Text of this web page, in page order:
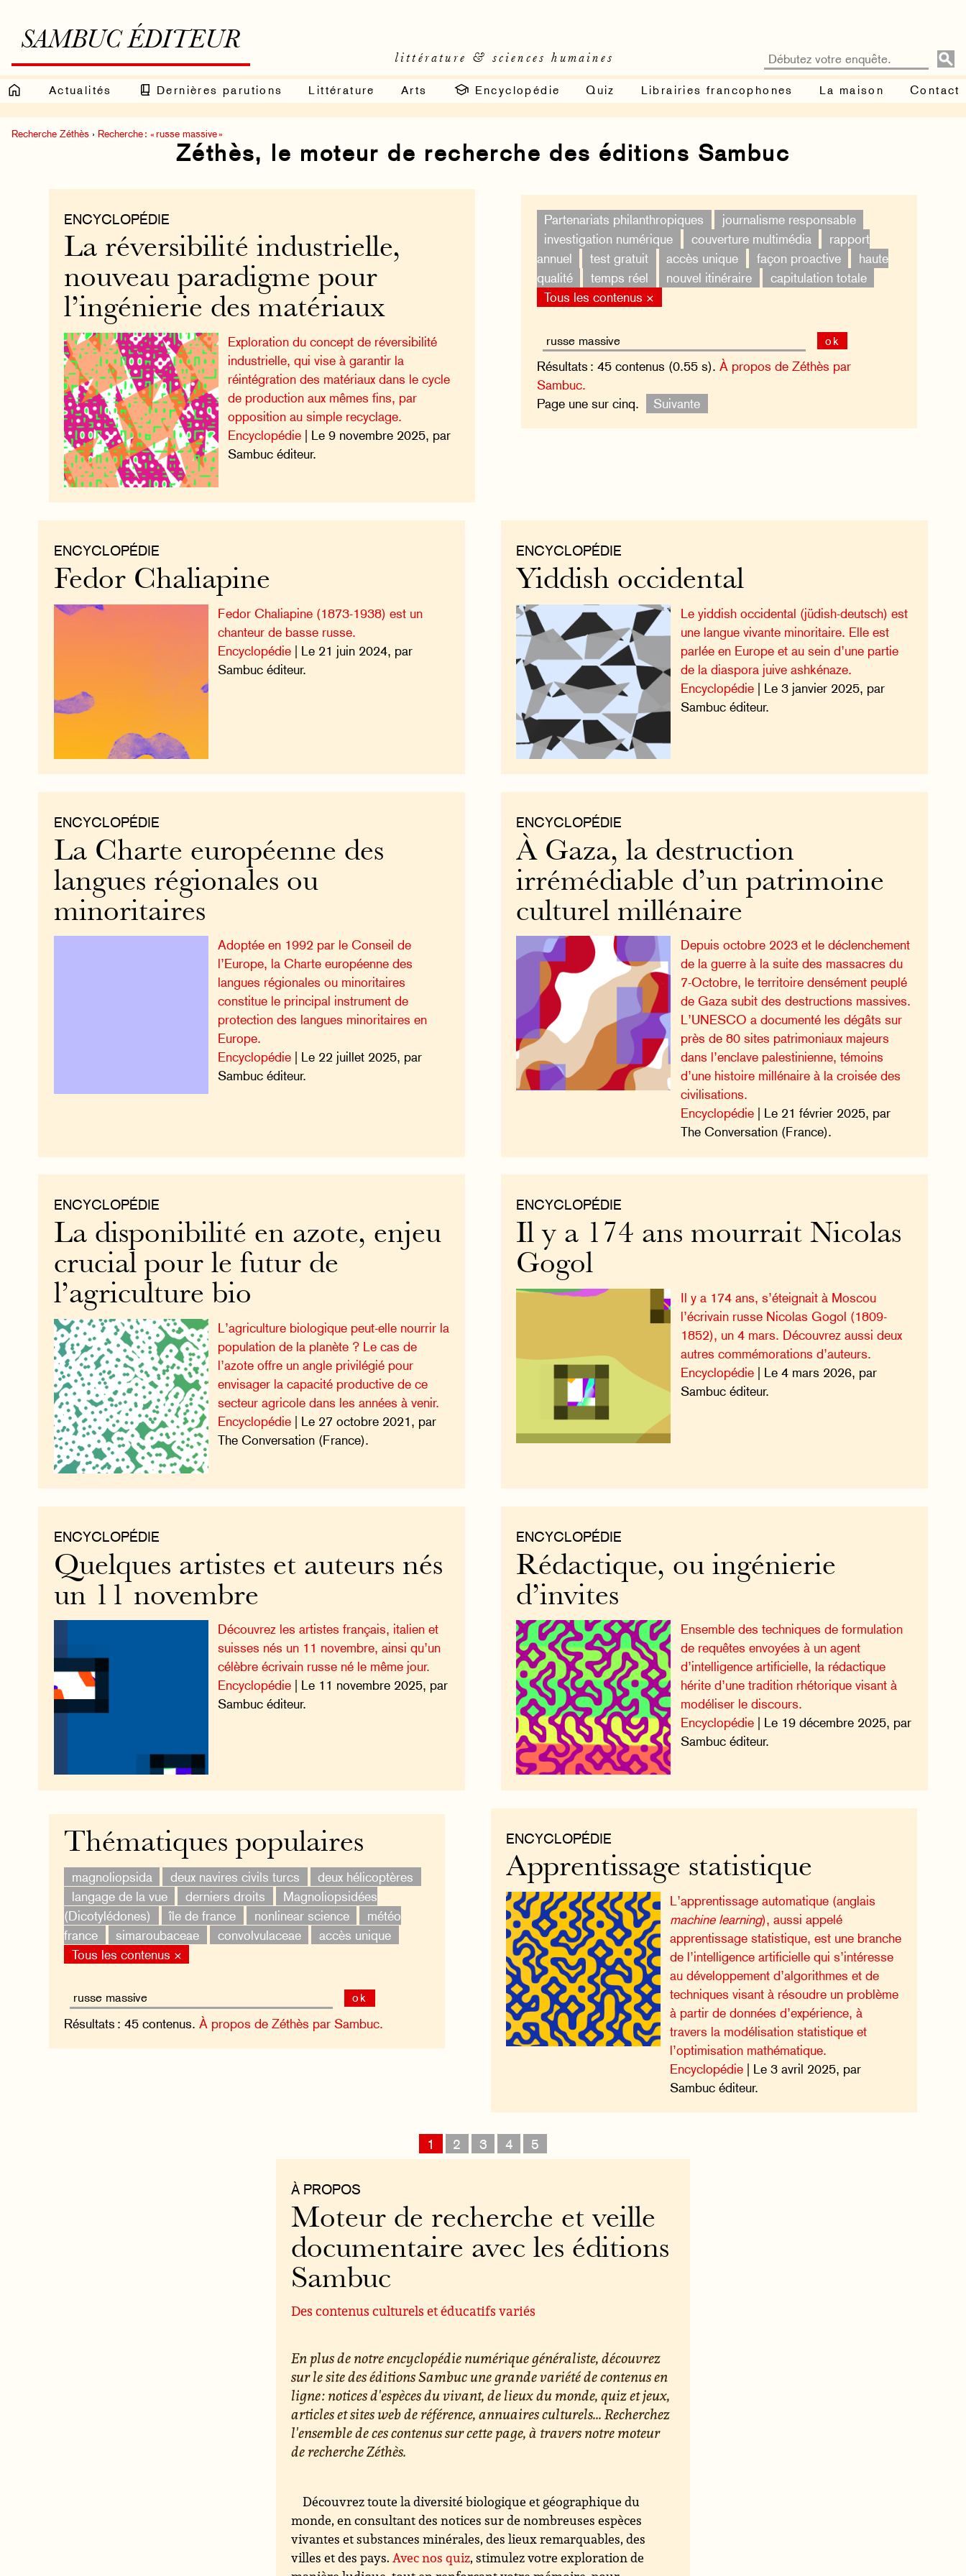
SAMBUC ÉDITEUR
littérature & sciences humaines
Actualités Dernières parutions Littérature Arts Encyclopédie Quiz Librairies francophones La maison Contact
Recherche Zéthès › Recherche : « russe massive »
Zéthès, le moteur de recherche des éditions Sambuc
Partenariats philanthropiques
journalisme responsable
investigation numérique
couverture multimédia
rapport
annuel
test gratuit accès unique façon proactive
haute
qualité
temps réel nouvel itinéraire
capitulation totale
Tous les contenus ×
ok
Résultats : 45 contenus (0.55 s). À propos de Zéthès par
Sambuc.
Page une sur cinq.
Suivante
ENCYCLOPÉDIE
La réversibilité industrielle,
nouveau paradigme pour
l’ingénierie des matériaux
Exploration du concept de réversibilité
industrielle, qui vise à garantir la
réintégration des matériaux dans le cycle
de production aux mêmes fins, par
opposition au simple recyclage.
Encyclopédie | Le 9 novembre 2025, par
Sambuc éditeur.
ENCYCLOPÉDIE
Yiddish occidental
Le yiddish occidental (jüdish-deutsch) est
une langue vivante minoritaire. Elle est
parlée en Europe et au sein d’une partie
de la diaspora juive ashkénaze.
Encyclopédie| Le 3 janvier 2025, par
Sambuc éditeur.
ENCYCLOPÉDIE
Fedor Chaliapine
Fedor Chaliapine (1873-1938) est un
chanteur de basse russe.
Encyclopédie | Le 21 juin 2024, par
Sambuc éditeur.
ENCYCLOPÉDIE
À Gaza, la destruction
irrémédiable d’un patrimoine
culturel millénaire
Depuis octobre 2023 et le déclenchement
de la guerre à la suite des massacres du
7-Octobre, le territoire densément peuplé
de Gaza subit des destructions massives.
L’UNESCO a documenté les dégâts sur
près de 80 sites patrimoniaux majeurs
dans l’enclave palestinienne, témoins
d’une histoire millénaire à la croisée des
civilisations.
Encyclopédie| Le 21 février 2025, par
The Conversation (France).
ENCYCLOPÉDIE
La Charte européenne des
langues régionales ou
minoritaires
Adoptée en 1992 par le Conseil de
l’Europe, la Charte européenne des
langues régionales ou minoritaires
constitue le principal instrument de
protection des langues minoritaires en
Europe.
Encyclopédie | Le 22 juillet 2025, par
Sambuc éditeur.
ENCYCLOPÉDIE
Il y a 174 ans mourrait Nicolas
Gogol
Il y a 174 ans, s’éteignait à Moscou
l’écrivain russe Nicolas Gogol (1809-
1852), un 4 mars. Découvrez aussi deux
autres commémorations d’auteurs.
Encyclopédie| Le 4 mars 2026, par
Sambuc éditeur.
ENCYCLOPÉDIE
La disponibilité en azote, enjeu
crucial pour le futur de
l’agriculture bio
L’agriculture biologique peut-elle nourrir la
population de la planète ? Le cas de
l’azote offre un angle privilégié pour
envisager la capacité productive de ce
secteur agricole dans les années à venir.
Encyclopédie | Le 27 octobre 2021, par
The Conversation (France).
ENCYCLOPÉDIE
Rédactique, ou ingénierie
d’invites
Ensemble des techniques de formulation
de requêtes envoyées à un agent
d’intelligence artificielle, la rédactique
hérite d’une tradition rhétorique visant à
modéliser le discours.
Encyclopédie| Le 19 décembre 2025, par
Sambuc éditeur.
ENCYCLOPÉDIE
Quelques artistes et auteurs nés
un 11 novembre
Découvrez les artistes français, italien et
suisses nés un 11 novembre, ainsi qu’un
célèbre écrivain russe né le même jour.
Encyclopédie | Le 11 novembre 2025, par
Sambuc éditeur.
ENCYCLOPÉDIE
Apprentissage statistique
L’apprentissage automatique (anglais
machine learning), aussi appelé
apprentissage statistique, est une branche
de l’intelligence artificielle qui s’intéresse
au développement d’algorithmes et de
techniques visant à résoudre un problème
à partir de données d’expérience, à
travers la modélisation statistique et
l’optimisation mathématique.
Encyclopédie | Le 3 avril 2025, par
Sambuc éditeur.
Thématiques populaires
magnoliopsida deux navires civils turcs
deux hélicoptères
langage de la vue
derniers droits
Magnoliopsidées
(Dicotylédones)
île de france nonlinear science
météo
france
simaroubaceae convolvulaceae
accès unique
Tous les contenus ×
ok
Résultats : 45 contenus. À propos de Zéthès par Sambuc.
1 2 3 4 5
À PROPOS
Moteur de recherche et veille
documentaire avec les éditions
Sambuc
Des contenus culturels et éducatifs variés
En plus de notre encyclopédie numérique généraliste, découvrez
sur le site des éditions Sambuc une grande variété de contenus en
ligne : notices d'espèces du vivant, de lieux du monde, quiz et jeux,
articles et sites web de référence, annuaires culturels... Recherchez
l'ensemble de ces contenus sur cette page, à travers notre moteur
de recherche Zéthès.
Découvrez toute la diversité biologique et géographique du
monde, en consultant des notices sur de nombreuses espèces
vivantes et substances minérales, des lieux remarquables, des
villes et des pays.Avec nos quiz, stimulez votre exploration de